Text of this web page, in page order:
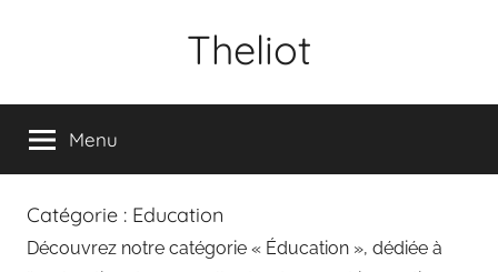
Theliot
Menu
Catégorie : Education
Découvrez notre catégorie « Éducation », dédiée à